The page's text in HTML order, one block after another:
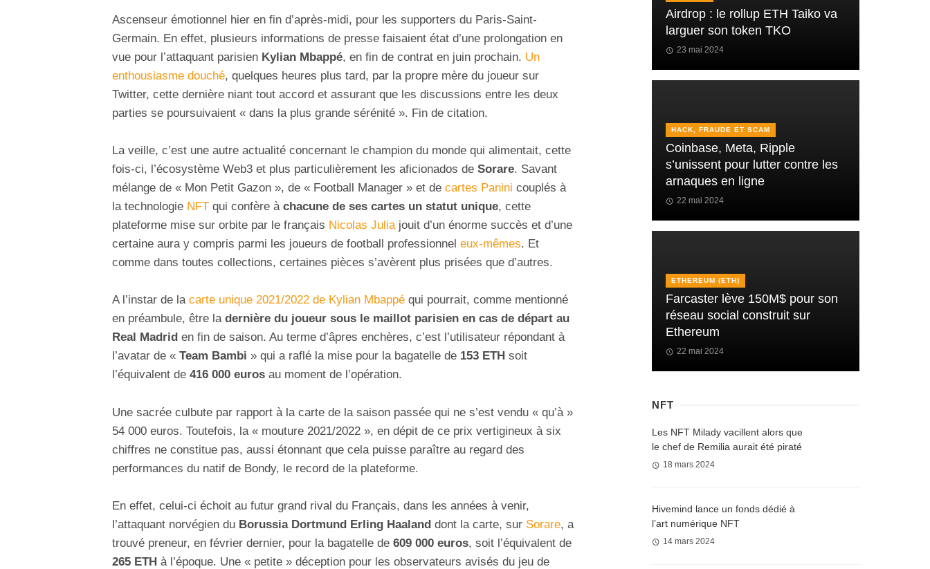
Ascenseur émotionnel hier en fin d’après-midi, pour les supporters du Paris-Saint-
Germain. En effet, plusieurs informations de presse faisaient état d’une prolongation en
vue pour l’attaquant parisien Kylian Mbappé, en fin de contrat en juin prochain. Un
enthousiasme douché, quelques heures plus tard, par la propre mère du joueur sur
Twitter, cette dernière niant tout accord et assurant que les discussions entre les deux
parties se poursuivaient « dans la plus grande sérénité ». Fin de citation.
La veille, c’est une autre actualité concernant le champion du monde qui alimentait, cette
fois-ci, l’écosystème Web3 et plus particulièrement les aficionados de Sorare. Savant
mélange de « Mon Petit Gazon », de « Football Manager » et de cartes Panini couplés à
la technologie NFT qui confère à chacune de ses cartes un statut unique, cette
plateforme mise sur orbite par le français Nicolas Juliajouit d’un énorme succès et d’une
certaine aura y compris parmi les joueurs de football professionnel eux-mêmes. Et
comme dans toutes collections, certaines pièces s’avèrent plus prisées que d’autres.
A l’instar de la carte unique 2021/2022 de Kylian Mbappé qui pourrait, comme mentionné
en préambule, être la dernière du joueur sous le maillot parisien en cas de départ au
Real Madrid en fin de saison. Au terme d’âpres enchères, c’est l’utilisateur répondant à
l’avatar de « Team Bambi » qui a raflé la mise pour la bagatelle de 153 ETH soit
l’équivalent de 416 000 euros au moment de l’opération.
Une sacrée culbute par rapport à la carte de la saison passée qui ne s’est vendu « qu’à »
54 000 euros. Toutefois, la « mouture 2021/2022 », en dépit de ce prix vertigineux à six
chiffres ne constitue pas, aussi étonnant que cela puisse paraître au regard des
performances du natif de Bondy, le record de la plateforme.
En effet, celui-ci échoit au futur grand rival du Français, dans les années à venir,
l’attaquant norvégien du Borussia Dortmund Erling Haaland dont la carte, sur Sorare, a
trouvé preneur, en février dernier, pour la bagatelle de 609 000 euros, soit l’équivalent de
265 ETH à l’époque. Une « petite » déception pour les observateurs avisés du jeu de
Airdrop : le rollup ETH Taiko va
larguer son token TKO
23 mai 2024
HACK, FRAUDE ET SCAM
Coinbase, Meta, Ripple
s’unissent pour lutter contre les
arnaques en ligne
22 mai 2024
ETHEREUM (ETH)
Farcaster lève 150M$ pour son
réseau social construit sur
Ethereum
22 mai 2024
NFT
Les NFT Milady vacillent alors que
le chef de Remilia aurait été piraté
18 mars 2024
Hivemind lance un fonds dédié à
l’art numérique NFT
14 mars 2024